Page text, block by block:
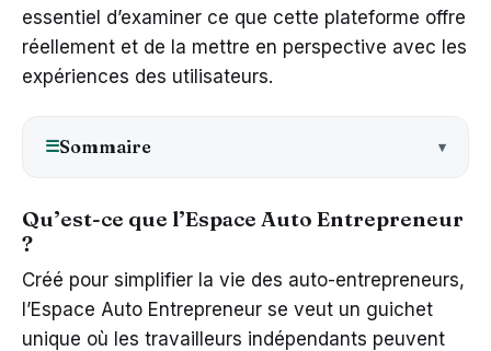
essentiel d’examiner ce que cette plateforme offre
réellement et de la mettre en perspective avec les
expériences des utilisateurs.
☰Sommaire
Qu’est-ce que l’Espace Auto Entrepreneur
?
Créé pour simplifier la vie des auto-entrepreneurs,
l’Espace Auto Entrepreneur se veut un guichet
unique où les travailleurs indépendants peuvent